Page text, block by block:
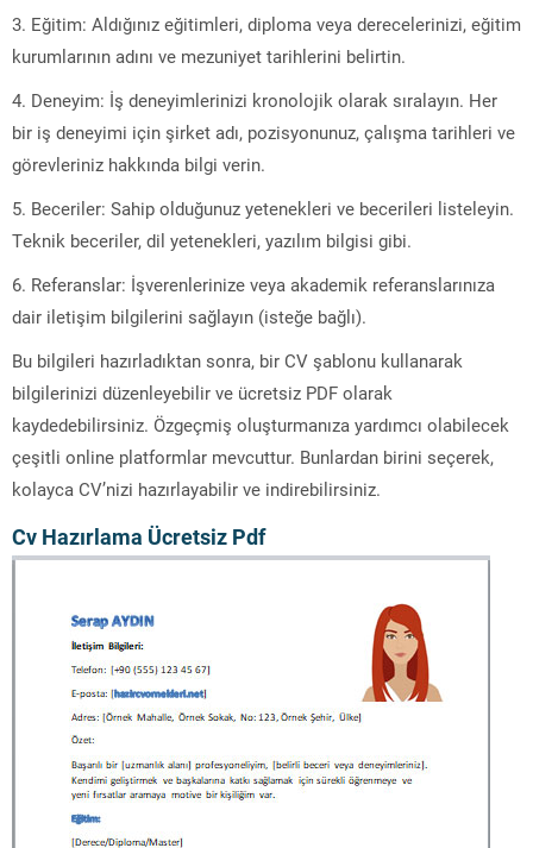
3. Eğitim: Aldığınız eğitimleri, diploma veya derecelerinizi, eğitim
kurumlarının adını ve mezuniyet tarihlerini belirtin.
4. Deneyim: İş deneyimlerinizi kronolojik olarak sıralayın. Her
bir iş deneyimi için şirket adı, pozisyonunuz, çalışma tarihleri ve
görevleriniz hakkında bilgi verin.
5. Beceriler: Sahip olduğunuz yetenekleri ve becerileri listeleyin.
Teknik beceriler, dil yetenekleri, yazılım bilgisi gibi.
6. Referanslar: İşverenlerinize veya akademik referanslarınıza
dair iletişim bilgilerini sağlayın (isteğe bağlı).
Bu bilgileri hazırladıktan sonra, bir CV şablonu kullanarak
bilgilerinizi düzenleyebilir ve ücretsiz PDF olarak
kaydedebilirsiniz. Özgeçmiş oluşturmanıza yardımcı olabilecek
çeşitli online platformlar mevcuttur. Bunlardan birini seçerek,
kolayca CV’nizi hazırlayabilir ve indirebilirsiniz.
Cv Hazırlama Ücretsiz Pdf